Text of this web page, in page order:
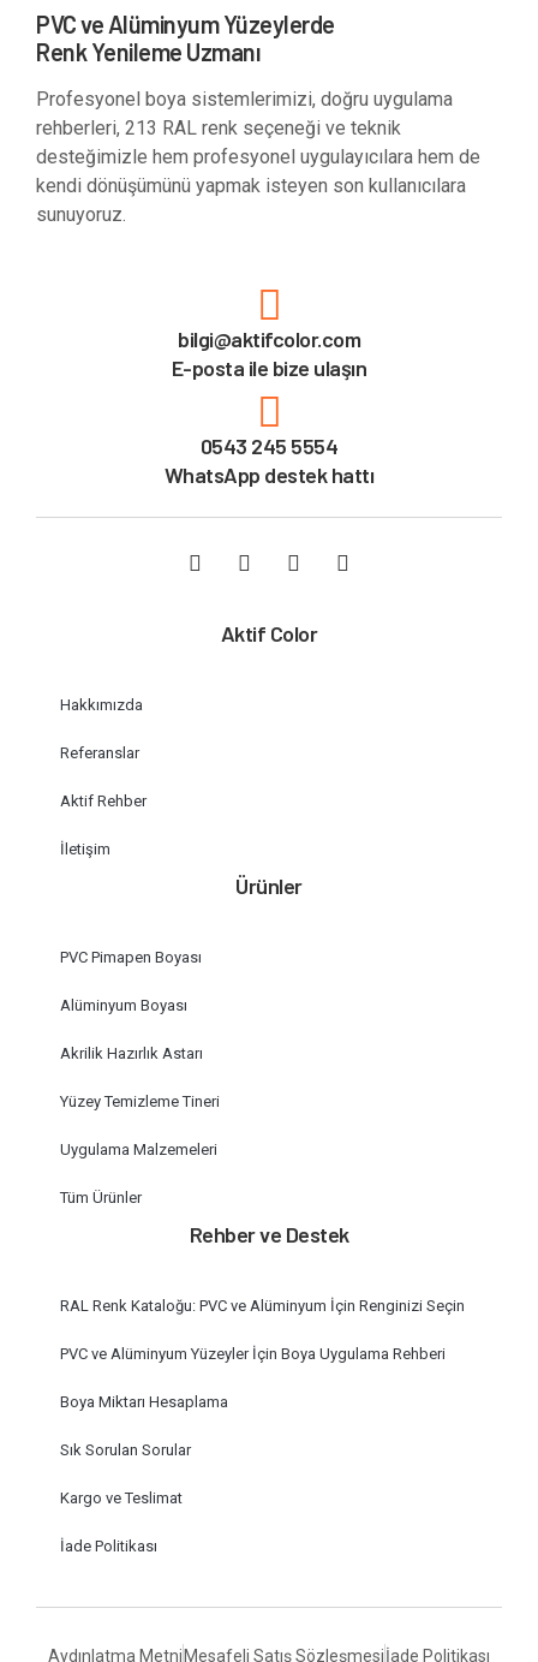
PVC ve Alüminyum Yüzeylerde
Renk Yenileme Uzmanı
Profesyonel boya sistemlerimizi, doğru uygulama
rehberleri, 213 RAL renk seçeneği ve teknik
desteğimizle hem profesyonel uygulayıcılara hem de
kendi dönüşümünü yapmak isteyen son kullanıcılara
sunuyoruz.
bilgi@aktifcolor.com
E-posta ile bize ulaşın
0543 245 5554
WhatsApp destek hattı
Aktif Color
Hakkımızda
Referanslar
Aktif Rehber
İletişim
Ürünler
PVC Pimapen Boyası
Alüminyum Boyası
Akrilik Hazırlık Astarı
Yüzey Temizleme Tineri
Uygulama Malzemeleri
Tüm Ürünler
Rehber ve Destek
RAL Renk Kataloğu: PVC ve Alüminyum İçin Renginizi Seçin
PVC ve Alüminyum Yüzeyler İçin Boya Uygulama Rehberi
Boya Miktarı Hesaplama
Sık Sorulan Sorular
Kargo ve Teslimat
İade Politikası
Aydınlatma Metni Mesafeli Satış Sözleşmesiİade Politikası